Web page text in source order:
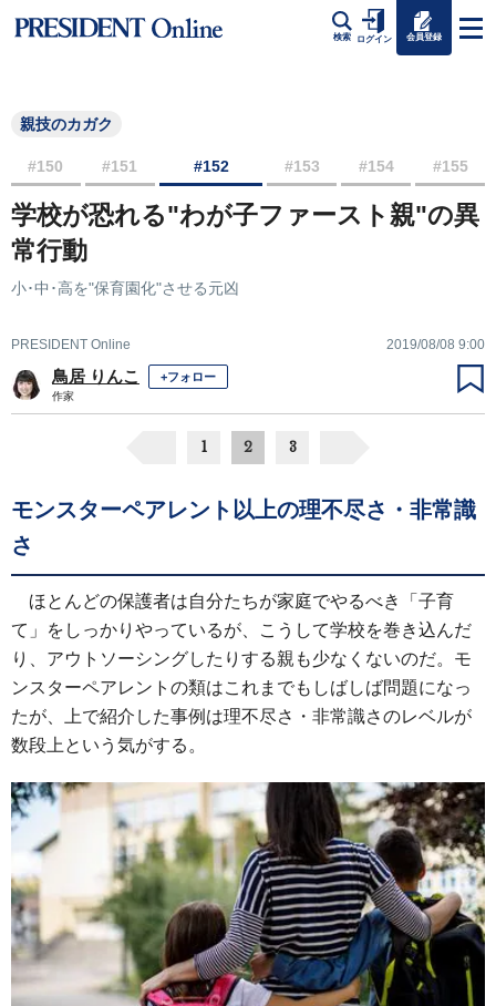
検索 ログイン 会員登録
親技のカガク
#150 #151 #152 #153 #154 #155
学校が恐れる"わが子ファースト親"の異
常行動
小･中･高を"保育園化"させる元凶
PRESIDENT Online 2019/08/08 9:00
鳥居 りんこ +フォロー
作家
1 2 3
モンスターペアレント以上の理不尽さ・非常識
さ
ほとんどの保護者は自分たちが家庭でやるべき「子育
て」をしっかりやっているが、こうして学校を巻き込んだ
り、アウトソーシングしたりする親も少なくないのだ。モ
ンスターペアレントの類はこれまでもしばしば問題になっ
たが、上で紹介した事例は理不尽さ・非常識さのレベルが
数段上という気がする。